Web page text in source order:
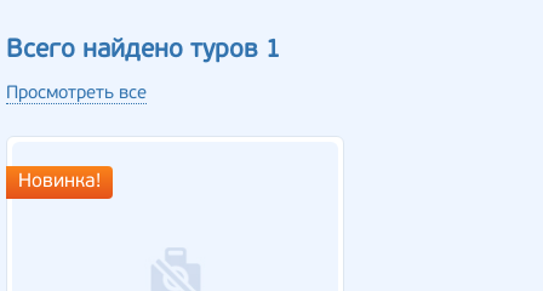
Всего найдено туров 1
Просмотреть все
Новинка!